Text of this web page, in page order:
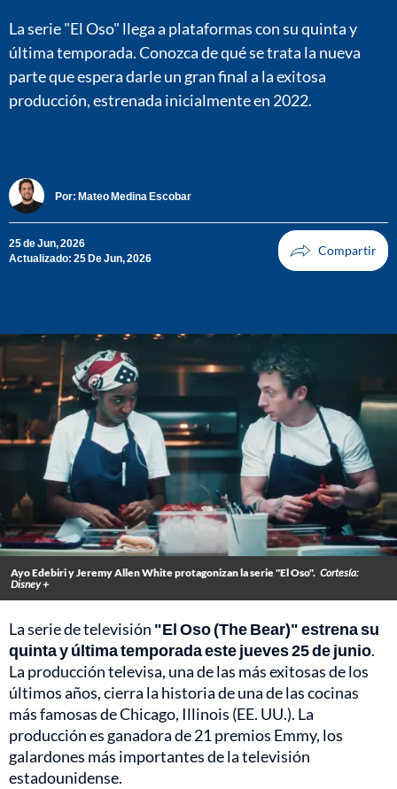
La serie "El Oso" llega a plataformas con su quinta y
última temporada. Conozca de qué se trata la nueva
parte que espera darle un gran final a la exitosa
producción, estrenada inicialmente en 2022.
Por: Mateo Medina Escobar
25 de Jun, 2026
Actualizado: 25 De Jun, 2026
Ayo Edebiri y Jeremy Allen White protagonizan la serie "El Oso". Cortesía:
Disney +
La serie de televisión "El Oso (The Bear)" estrena su
quinta y última temporada este jueves 25 de junio.
La producción televisa, una de las más exitosas de los
últimos años, cierra la historia de una de las cocinas
más famosas de Chicago, Illinois (EE. UU.). La
producción es ganadora de 21 premios Emmy, los
galardones más importantes de la televisión
estadounidense.